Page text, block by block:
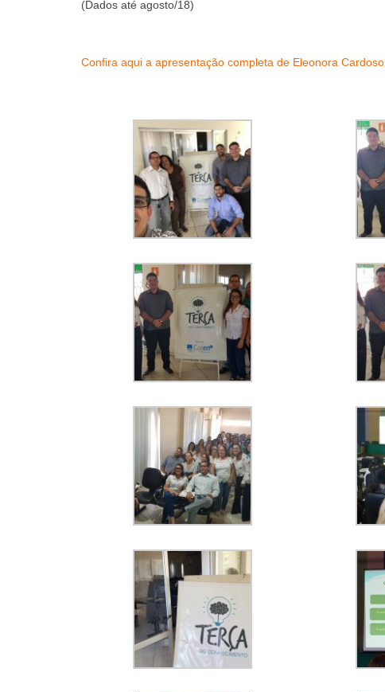
(Dados até agosto/18)
Confira aqui a apresentação completa de Eleonora Cardoso.